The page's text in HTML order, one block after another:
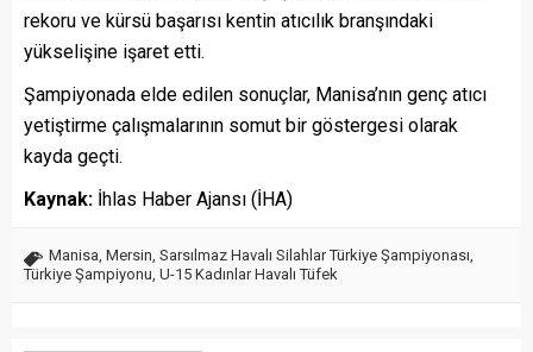
rekoru ve kürsü başarısı kentin atıcılık branşındaki
yükselişine işaret etti.
Şampiyonada elde edilen sonuçlar, Manisa’nın genç atıcı
yetiştirme çalışmalarının somut bir göstergesi olarak
kayda geçti.
Kaynak: İhlas Haber Ajansı (İHA)
Manisa, Mersin, Sarsılmaz Havalı Silahlar Türkiye Şampiyonası,
Türkiye Şampiyonu, U-15 Kadınlar Havalı Tüfek